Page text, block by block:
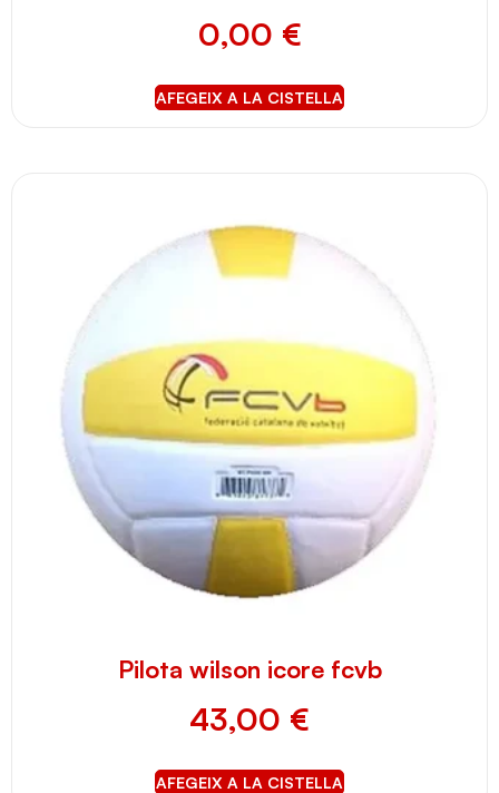
0,00 €
AFEGEIX A LA CISTELLA
Pilota wilson icore fcvb
43,00 €
AFEGEIX A LA CISTELLA